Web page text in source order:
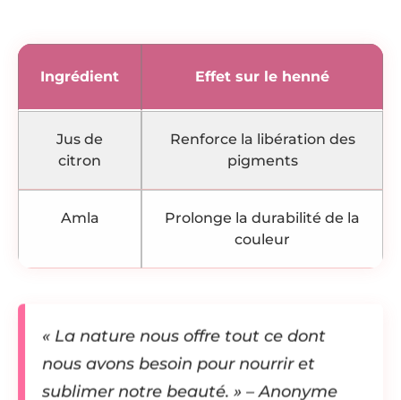
Ingrédient Effet sur le henné
Jus de
citron
Renforce la libération des
pigments
Amla
Prolonge la durabilité de la
couleur
« La nature nous offre tout ce dont
nous avons besoin pour nourrir et
sublimer notre beauté. » – Anonyme